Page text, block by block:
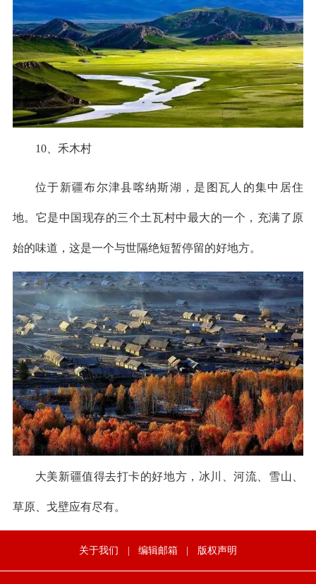
10、禾木村
位于新疆布尔津县喀纳斯湖，是图瓦人的集中居住
地。它是中国现存的三个土瓦村中最大的一个，充满了原
始的味道，这是一个与世隔绝短暂停留的好地方。
大美新疆值得去打卡的好地方，冰川、河流、雪山、
草原、戈壁应有尽有。
关于我们 | 编辑邮箱 | 版权声明